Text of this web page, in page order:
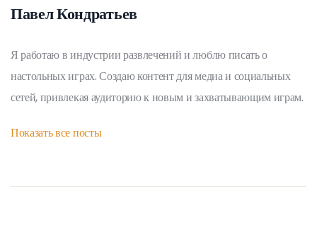
Павел Кондратьев
Я работаю в индустрии развлечений и люблю писать о
настольных играх. Создаю контент для медиа и социальных
сетей, привлекая аудиторию к новым и захватывающим играм.
Показать все посты